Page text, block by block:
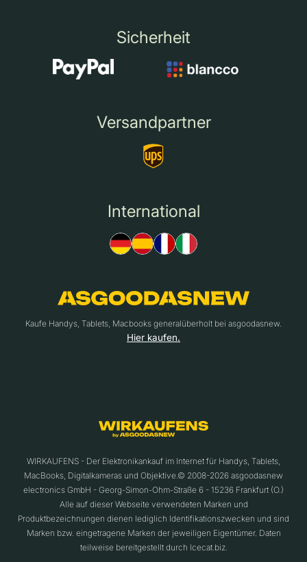
Sicherheit
Versandpartner
International
Kaufe Handys, Tablets, Macbooks generalüberholt bei asgoodasnew.
Hier kaufen.
WIRKAUFENS - Der Elektronikankauf im Internet für Handys, Tablets,
MacBooks, Digitalkameras und Objektive.© 2008-2026 asgoodasnew
electronics GmbH - Georg-Simon-Ohm-Straße 6 - 15236 Frankfurt (O.)
Alle auf dieser Webseite verwendeten Marken und
Produktbezeichnungen dienen lediglich Identifikationszwecken und sind
Marken bzw. eingetragene Marken der jeweiligen Eigentümer. Daten
teilweise bereitgestellt durch Icecat.biz.